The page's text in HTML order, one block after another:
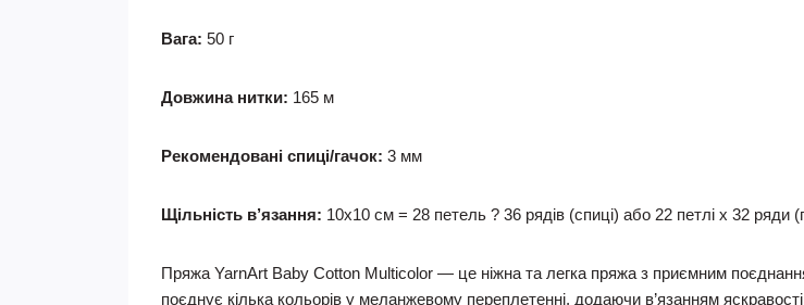
Вага: 50 г
Довжина нитки: 165 м
Рекомендовані спиці/гачок: 3 мм
Щільність в’язання: 10x10 см = 28 петель ? 36 рядів (спиці) або 22 петлі x 32 ряди
Пряжа YarnArt Baby Cotton Multicolor — це ніжна та легка пряжа з приємним
поєднує кілька кольорів у меланжевому переплетенні, додаючи в’язанням яскравості